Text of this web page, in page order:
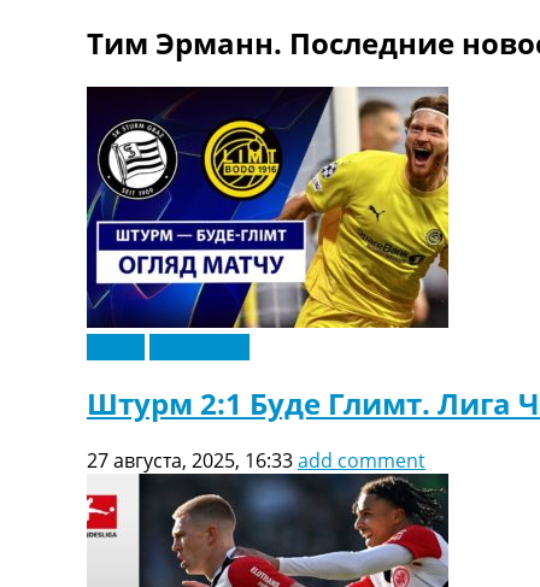
Рейтинг ФИФА
ТВ программа
RU
UA
Categories
Главная
Новости футбола
Видео
Трансферы
Новости футбола Украины
Последние комментарии
Конкурс прогнозов
Логин
Рейтинги
Правила
Коллективный прогноз
Турниры
Чемпионат Мира
Украина. Премьер-Лига
Тим Эрманн. Последние
Штурм 2:1 Буде Глимт. Лига
27 августа, 2025, 16:33add comment